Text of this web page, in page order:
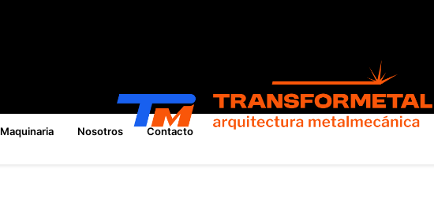
Maquinaria Nosotros Contacto